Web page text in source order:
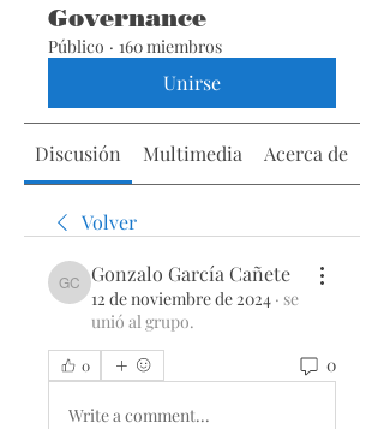
Governance
Público · 160 miembros
Unirse
Discusión Multimedia Acerca de
Volver
Gonzalo García Cañete
Gonzalo García Cañete
12 de noviembre de 2024 · se
unió al grupo.
0 0
Write a comment...